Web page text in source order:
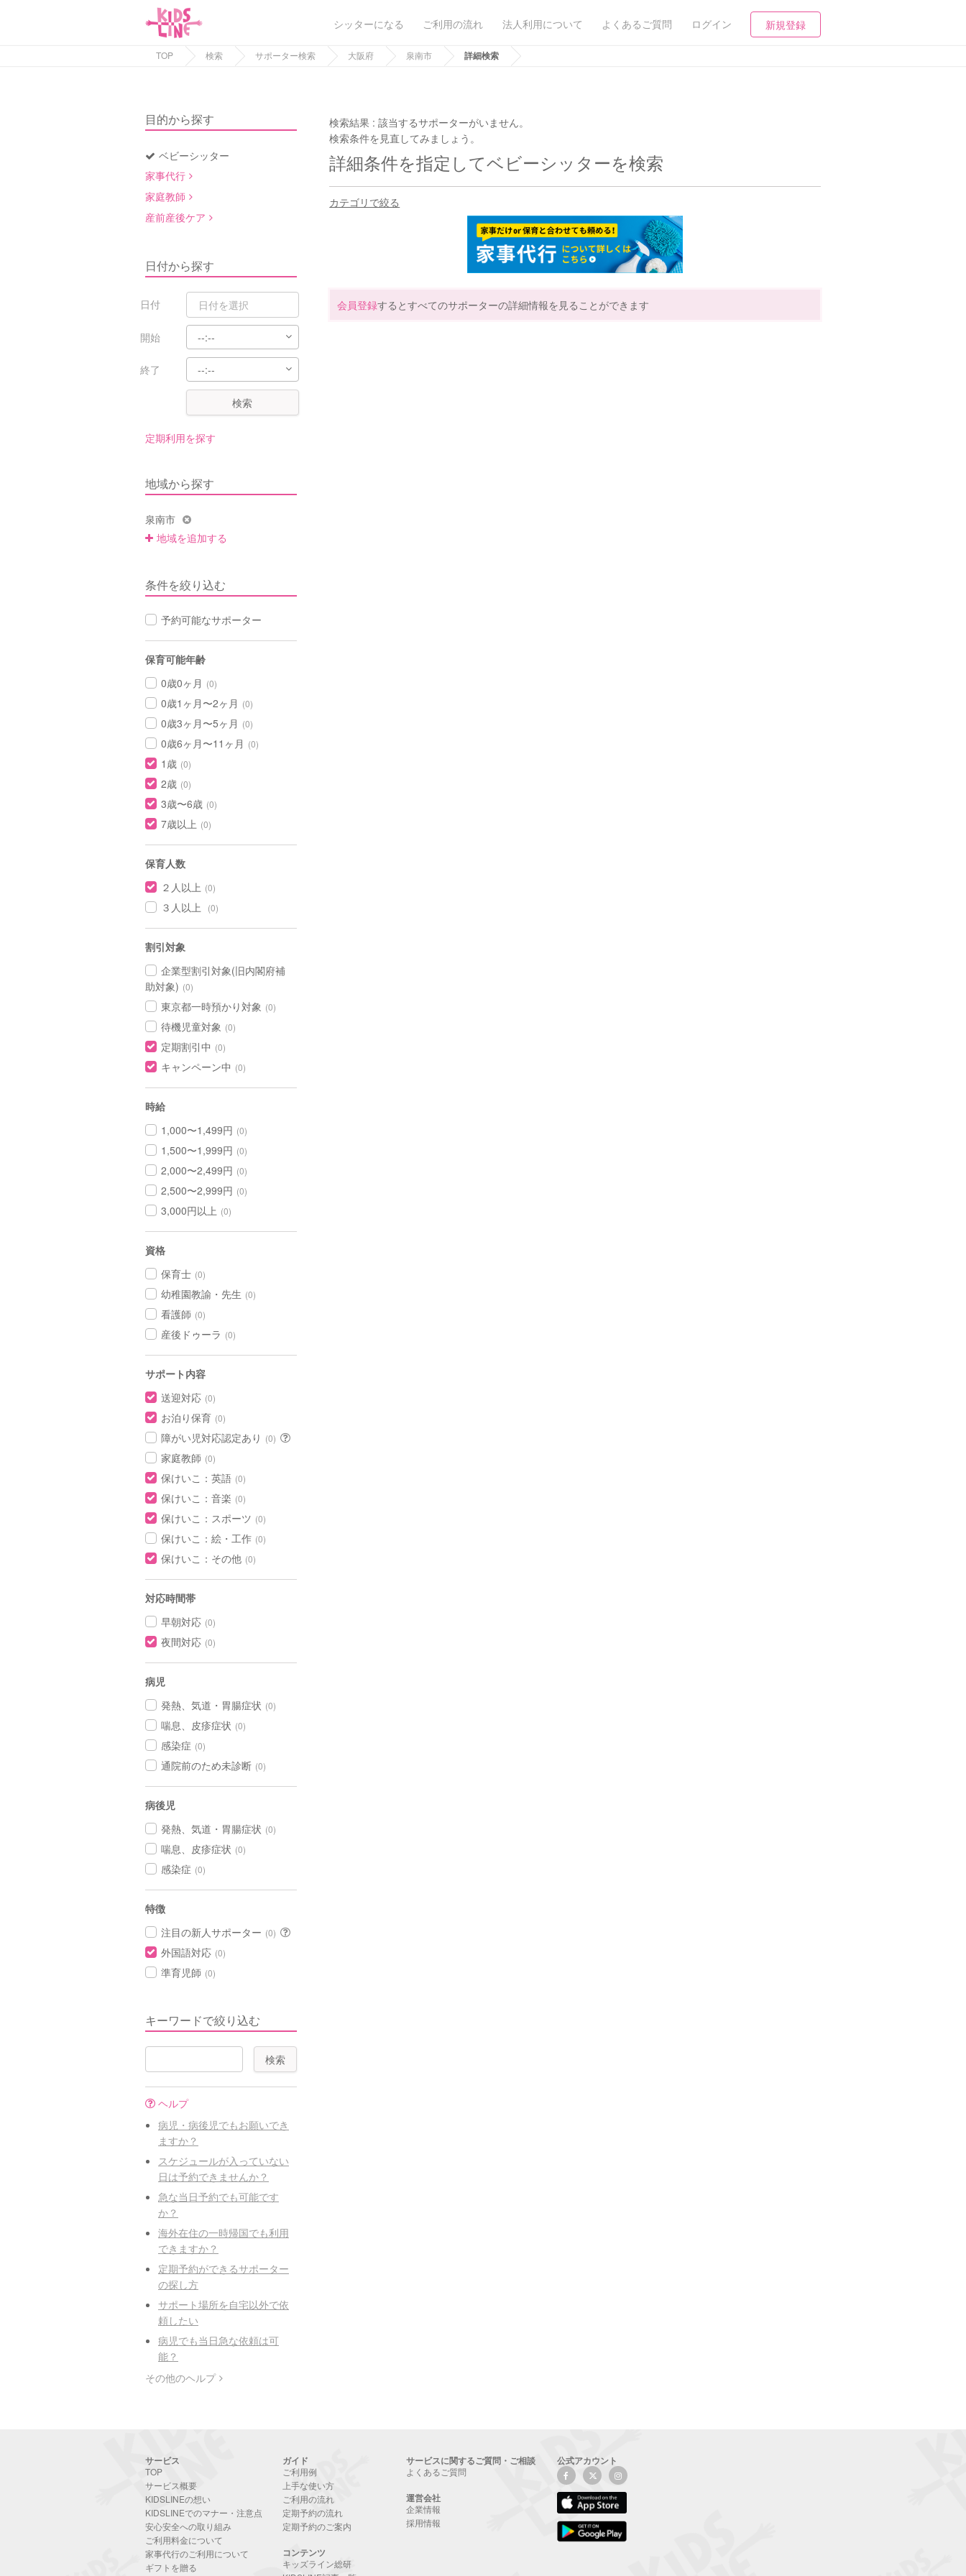
シッターになる ご利用の流れ 法人利用について よくあるご質問 ログイン 新規登録
TOP 検索 サポーター検索 大阪府 泉南市 詳細検索
目的から探す
ベビーシッター
家事代行
家庭教師
産前産後ケア
日付から探す
日付
開始
終了
検索
定期利用を探す
地域から探す
泉南市
地域を追加する
条件を絞り込む
予約可能なサポーター
保育可能年齢
0歳0ヶ月 (0)
0歳1ヶ月〜2ヶ月 (0)
0歳3ヶ月〜5ヶ月 (0)
0歳6ヶ月〜11ヶ月 (0)
1歳 (0)
2歳 (0)
3歳〜6歳 (0)
7歳以上 (0)
保育人数
２人以上 (0)
３人以上 (0)
割引対象
企業型割引対象(旧内閣府補
助対象) (0)
東京都一時預かり対象 (0)
待機児童対象 (0)
定期割引中 (0)
キャンペーン中 (0)
時給
1,000〜1,499円 (0)
1,500〜1,999円 (0)
2,000〜2,499円 (0)
2,500〜2,999円 (0)
3,000円以上 (0)
資格
保育士 (0)
幼稚園教諭・先生 (0)
看護師 (0)
産後ドゥーラ (0)
サポート内容
送迎対応 (0)
お泊り保育 (0)
障がい児対応認定あり (0)
家庭教師 (0)
保けいこ：英語 (0)
保けいこ：音楽 (0)
保けいこ：スポーツ (0)
保けいこ：絵・工作 (0)
保けいこ：その他 (0)
対応時間帯
早朝対応 (0)
夜間対応 (0)
病児
発熱、気道・胃腸症状 (0)
喘息、皮疹症状 (0)
感染症 (0)
通院前のため未診断 (0)
病後児
発熱、気道・胃腸症状 (0)
喘息、皮疹症状 (0)
感染症 (0)
特徴
注目の新人サポーター (0)
外国語対応 (0)
準育児師 (0)
キーワードで絞り込む
ヘルプ
病児・病後児でもお願いでき
ますか？
スケジュールが入っていない
日は予約できませんか？
急な当日予約でも可能です
か？
海外在住の一時帰国でも利用
できますか？
定期予約ができるサポーター
の探し方
サポート場所を自宅以外で依
頼したい
病児でも当日急な依頼は可
能？
その他のヘルプ
検索結果 :該当するサポーターがいません。
検索条件を見直してみましょう。
詳細条件を指定してベビーシッターを検索
カテゴリで絞る
会員登録するとすべてのサポーターの詳細情報を見ることができます
サービス
TOP
サービス概要
KIDSLINEの想い
KIDSLINEでのマナー・注意点
安心安全への取り組み
ご利用料金について
家事代行のご利用について
ギフトを贈る
ガイド
ご利用例
上手な使い方
ご利用の流れ
定期予約の流れ
定期予約のご案内
コンテンツ
キッズライン総研
サービスに関するご質問・ご相談
よくあるご質問
運営会社
企業情報
採用情報
公式アカウント